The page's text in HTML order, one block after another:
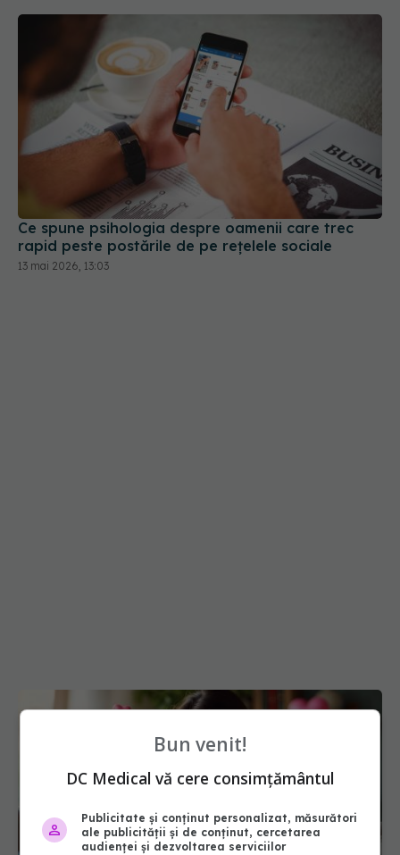
Ce spune psihologia despre oamenii care trec
rapid peste postările de pe rețelele sociale
13 mai 2026, 13:03
Bun venit!
DC Medical vă cere consimțământul
Publicitate și conținut personalizat, măsurători
ale publicității și de conținut, cercetarea
audienței și dezvoltarea serviciilor